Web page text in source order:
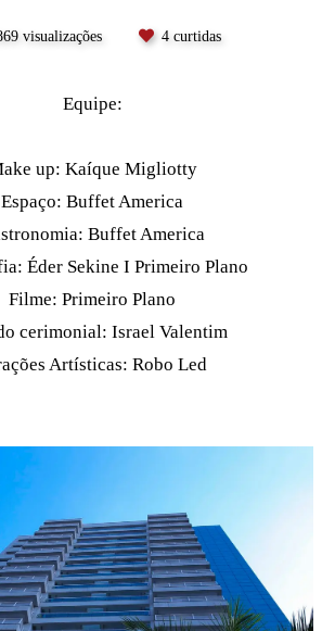
visualizações 4 curtidas
Equipe:
up: Kaíque Migliotty
Espaço: Buffet America
Buffet America
Éder Sekine I Primeiro Plano
Filme: Primeiro Plano
cerimonial: Israel Valentim
Artísticas: Robo Led